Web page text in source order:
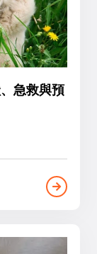
急救與預